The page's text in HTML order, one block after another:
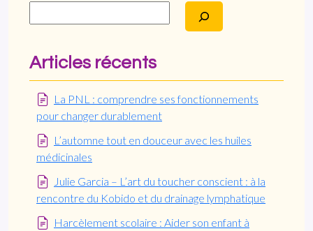
Articles récents
La PNL : comprendre ses fonctionnements
pour changer durablement
L’automne tout en douceur avec les huiles
médicinales
Julie Garcia – L’art du toucher conscient : à la
rencontre du Kobido et du drainage lymphatique
Harcèlement scolaire : Aider son enfant à